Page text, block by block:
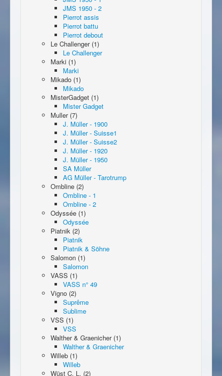
JMS 1950 - 2
Pierrot assis
Pierrot battu
Pierrot debout
Le Challenger (1)
Le Challenger
Marki (1)
Marki
Mikado (1)
Mikado
MisterGadget (1)
Mister Gadget
Muller (7)
J. Müller - 1900
J. Müller - Suisse1
J. Müller - Suisse2
J. Müller - 1920
J. Müller - 1950
SA Müller
AG Müller - Tarotrump
Ombline (2)
Ombline - 1
Ombline - 2
Odyssée (1)
Odyssée
Piatnik (2)
Piatnik
Piatnik & Söhne
Salomon (1)
Salomon
VASS (1)
VASS n° 49
Vigno (2)
Suprême
Sublime
VSS (1)
VSS
Walther & Graenicher (1)
Walther & Graenicher
Willeb (1)
Willeb
Wüst C. L. (2)